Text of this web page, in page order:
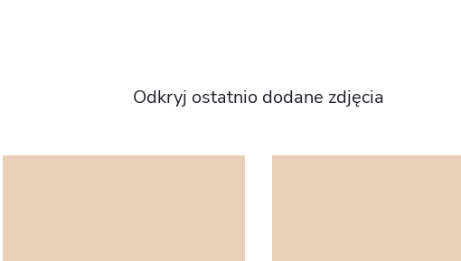
Odkryj ostatnio dodane zdjęcia